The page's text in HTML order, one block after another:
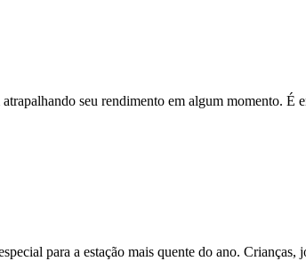
seu rendimento em algum momento. É
para a estação mais quente do ano. Crianças,